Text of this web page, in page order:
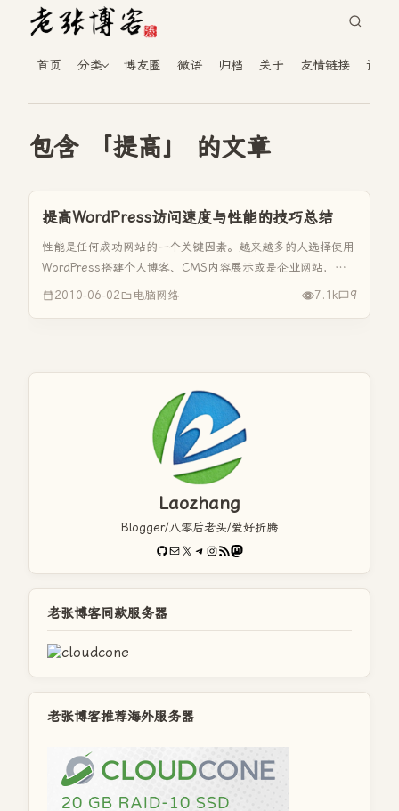
首页 分类 博友圈 微语 归档 关于 友情链接 读者
包含 「提高」 的文章
提高WordPress访问速度与性能的技巧总结
性能是任何成功网站的一个关键因素。越来越多的人选择使用
WordPress搭建个人博客、CMS内容展示或是企业网站，但
可能由于高流量或一些未知的原因，导致你的WordPress性能
2010-06-02 电脑网络 7.1k 9
Laozhang
Blogger/八零后老头/爱好折腾
GitHub
电子邮件X Telegram
Instagram
RSS FeedMastodon
老张博客同款服务器
老张博客推荐海外服务器